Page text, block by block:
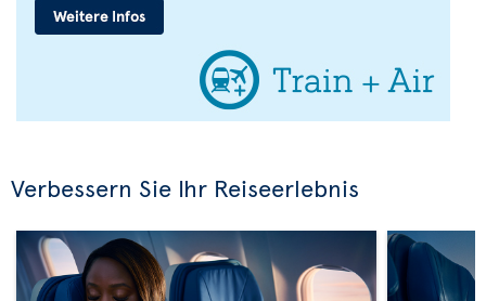
Verbessern Sie Ihr Reiseerlebnis